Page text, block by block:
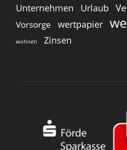
Unternehmen Urlaub
Vorsorge wertpapier
wohnen Zinsen